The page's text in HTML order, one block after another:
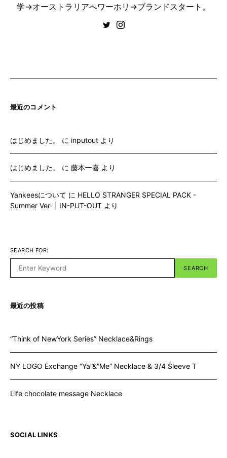
学→オーストラリアへワーホリ→ブランドスタート。
最近のコメント
はじめました。 に inputout より
はじめました。 に 藤本一喜 より
Yankeesについて に HELLO STRANGER SPECIAL PACK -
Summer Ver- | IN-PUT-OUT より
SEARCH FOR:
SEARCH
最近の投稿
“Think of NewYork Series” Necklace&Rings
NY LOGO Exchange “Ya”&”Me” Necklace & 3/4 Sleeve T
Life chocolate message Necklace
SOCIAL LINKS